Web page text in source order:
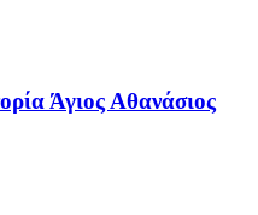
Άγιος Αθανάσιος